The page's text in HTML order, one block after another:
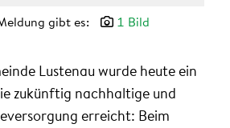
gibt es: 1 Bild
Lustenau wurde heute ein
zukünftig nachhaltige und
erreicht: Beim